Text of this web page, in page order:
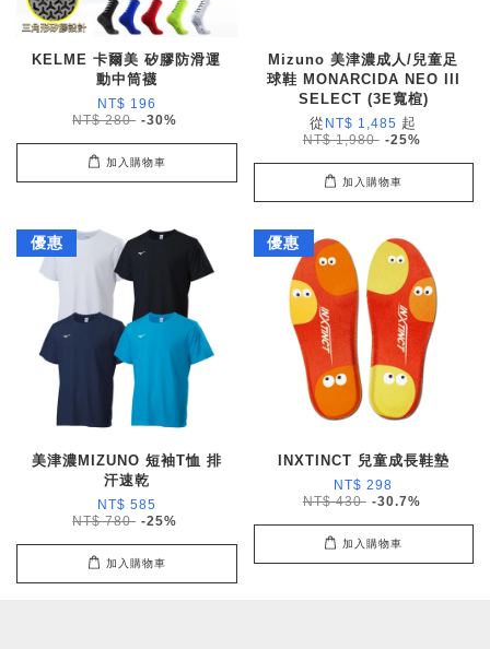
KELME 卡爾美 矽膠防滑運
動中筒襪
NT$ 196
NT$ 280 -30%
加入購物車
Mizuno 美津濃成人/兒童足
球鞋 MONARCIDA NEO III
SELECT (3E寬楦)
從 NT$ 1,485 起
NT$ 1,980 -25%
加入購物車
優惠
美津濃MIZUNO 短袖T恤 排
汗速乾
NT$ 585
NT$ 780 -25%
加入購物車
優惠
INXTINCT 兒童成長鞋墊
NT$ 298
NT$ 430 -30.7%
加入購物車